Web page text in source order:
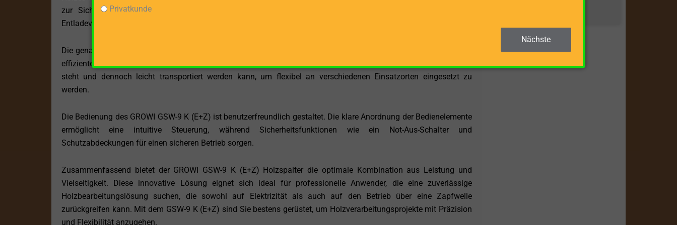
zur Sicherheit des Bedieners bei. Das Holz liegt ergonomisch und leicht zugänglich, was den Be- und
Entladevorgang erleichtert.
Die genauen Vorlauf- und Rücklaufgeschwindigkeiten sind nicht spezifiziert, jedoch ist der GSW-9 K (E+Z) für eine
effiziente Arbeitsweise bekannt. Das Gewicht und die Gerätemaße sind so konzipiert, dass der Holzspalter stabil
steht und dennoch leicht transportiert werden kann, um flexibel an verschiedenen Einsatzorten eingesetzt zu
werden.
Die Bedienung des GROWI GSW-9 K (E+Z) ist benutzerfreundlich gestaltet. Die klare Anordnung der Bedienelemente
ermöglicht eine intuitive Steuerung, während Sicherheitsfunktionen wie ein Not-Aus-Schalter und
Schutzabdeckungen für einen sicheren Betrieb sorgen.
Zusammenfassend bietet der GROWI GSW-9 K (E+Z) Holzspalter die optimale Kombination aus Leistung und
Vielseitigkeit. Diese innovative Lösung eignet sich ideal für professionelle Anwender, die eine zuverlässige
Holzbearbeitungslösung suchen, die sowohl auf Elektrizität als auch auf den Betrieb über eine Zapfwelle
zurückgreifen kann. Mit dem GSW-9 K (E+Z) sind Sie bestens gerüstet, um Holzverarbeitungsprojekte mit Präzision
und Flexibilität anzugehen.
Privatkunde
Nächste